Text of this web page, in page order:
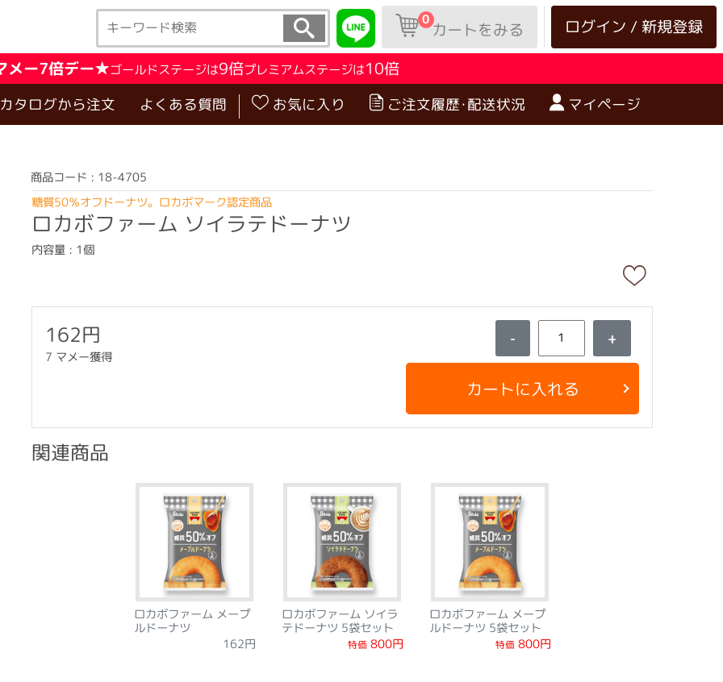
ログイン / 新規登録
0カートをみる
メー7倍デー★ゴールドステージは9倍プレミアムステージは10倍
タログから注文 よくある質問 お気に入り ご注文履歴･配送状況 マイページ
商品コード : 18-4705
糖質50％オフドーナツ。ロカボマーク認定商品
ロカボファーム ソイラテドーナツ
内容量 : 1個
162円
7 マメー獲得
- +
カートに入れる
関連商品
ロカボファーム メープ
ルドーナツ
162円
ロカボファーム ソイラ
テドーナツ 5袋セット
特価 800円
ロカボファーム メープ
ルドーナツ 5袋セット
特価 800円